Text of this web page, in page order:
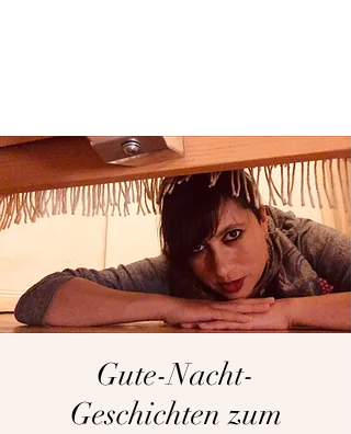
Gute-Nacht-
Geschichten zum